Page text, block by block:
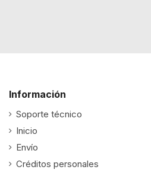
Información
Soporte técnico
Inicio
Envío
Créditos personales